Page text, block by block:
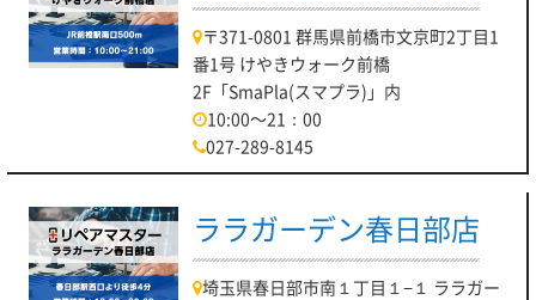
〒371-0801 群馬県前橋市文京町2丁目1
番1号 けやきウォーク前橋
2F「SmaPla(スマプラ)」内
10:00～21：00
027-289-8145
ララガーデン春日部店
埼玉県春日部市南１丁目１−１ ララガー